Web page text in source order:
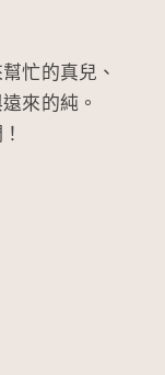
忙的真兒、
來的純。